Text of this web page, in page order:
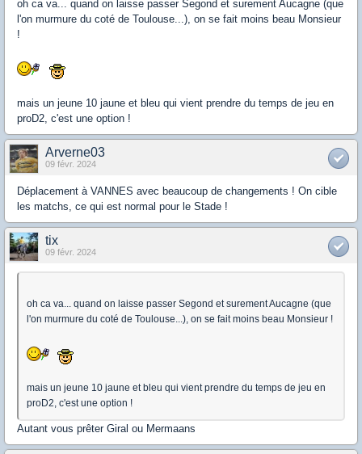
oh ca va... quand on laisse passer Segond et surement Aucagne (que
l'on murmure du coté de Toulouse...), on se fait moins beau Monsieur
!
mais un jeune 10 jaune et bleu qui vient prendre du temps de jeu en
proD2, c'est une option !
Arverne03
09 févr. 2024
Déplacement à VANNES avec beaucoup de changements ! On cible
les matchs, ce qui est normal pour le Stade !
tix
09 févr. 2024
oh ca va... quand on laisse passer Segond et surement Aucagne (que
l'on murmure du coté de Toulouse...), on se fait moins beau Monsieur !
mais un jeune 10 jaune et bleu qui vient prendre du temps de jeu en
proD2, c'est une option !
Autant vous prêter Giral ou Mermaans